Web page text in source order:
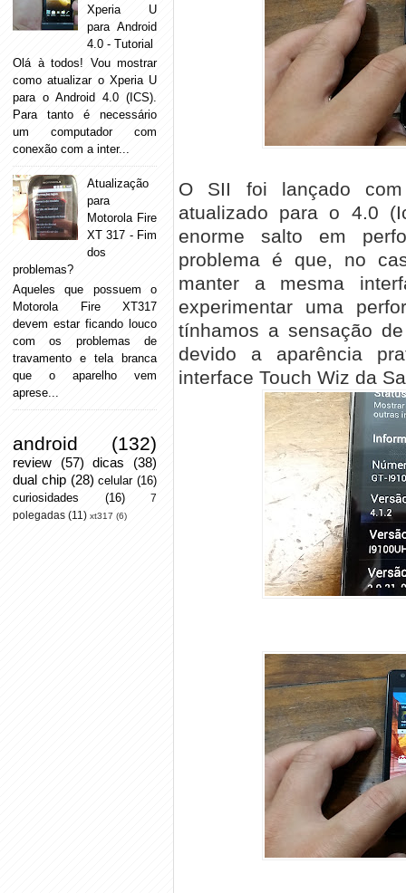
O SII foi lançado
atualizado para o 4.0
enorme salto em
problema é que, no
manter a mesma
experimentar uma
tínhamos a sensação
devido a aparência
interface Touch Wiz da
Xperia U
para Android
4.0 - Tutorial
Olá à todos! Vou mostrar
como atualizar o Xperia U
para o Android 4.0 (ICS).
Para tanto é necessário
um computador com
conexão com a inter...
Atualização
para
Motorola Fire
XT 317 - Fim
dos
problemas?
Aqueles que possuem o
Motorola Fire XT317
devem estar ficando louco
com os problemas de
travamento e tela branca
que o aparelho vem
aprese...
android (132)
review (57) dicas
(38)
dual chip (28) celular (16)
curiosidades
(16)
7
polegadas (11) xt317 (6)